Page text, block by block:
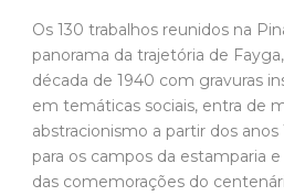
Os 130 trabalhos reunidos na
panorama da trajetória de
década de 1940 com gravuras
em temáticas sociais, entra de
abstracionismo a partir dos
para os campos da estamparia
das comemorações do